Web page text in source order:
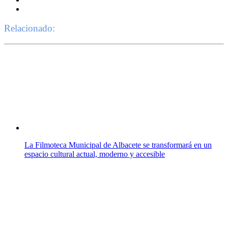
Relacionado:
La Filmoteca Municipal de Albacete se transformará en un
espacio cultural actual, moderno y accesible